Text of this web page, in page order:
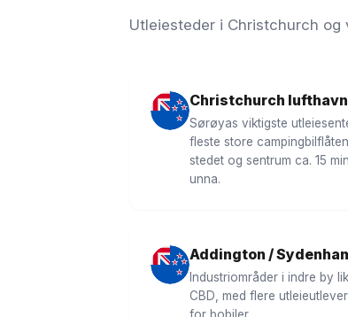
Utleiesteder i Christchurch
Christchurch lufthavn
Sørøyas viktigste
fleste store
stedet og sentrum ca. 15
unna.
Addington /
Industriområder i indre by
CBD, med flere